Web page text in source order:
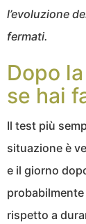
l’evoluzione
fermati.
Dopo
se hai
Il test più
situazione è
e il giorno
rispetto a